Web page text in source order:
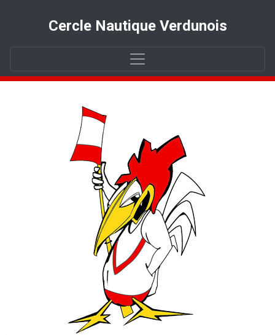
Cercle Nautique Verdunois